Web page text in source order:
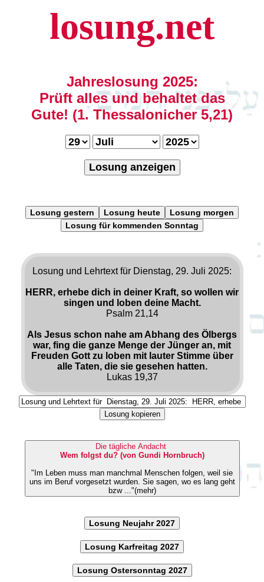
losung.net
Jahreslosung 2025:
Prüft alles und behaltet das
Gute! (1. Thessalonicher 5,21)
Losung anzeigen
Losung gestern Losung heute
Losung morgen
Losung für kommenden Sonntag
Losung und Lehrtext für Dienstag, 29. Juli 2025:
HERR, erhebe dich in deiner Kraft, so wollen wir
singen und loben deine Macht.
Psalm 21,14
Als Jesus schon nahe am Abhang des Ölbergs
war, fing die ganze Menge der Jünger an, mit
Freuden Gott zu loben mit lauter Stimme über
alle Taten, die sie gesehen hatten.
Lukas 19,37
Losung kopieren
Die tägliche Andacht
Wem folgst du? (von Gundi Hornbruch)
"Im Leben muss man manchmal Menschen folgen, weil sie
uns im Beruf vorgesetzt wurden. Sie sagen, wo es lang geht
bzw ..."(mehr)
Losung Neujahr 2027
Losung Karfreitag 2027
Losung Ostersonntag 2027